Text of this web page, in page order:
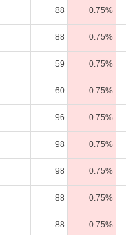
88 0.75%
88 0.75%
59 0.75%
60 0.75%
96 0.75%
98 0.75%
98 0.75%
88 0.75%
88 0.75%